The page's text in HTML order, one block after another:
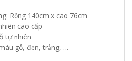
Rộng 140cm x cao 76cm
cao cấp
tự nhiên
gỗ, đen, trắng, …